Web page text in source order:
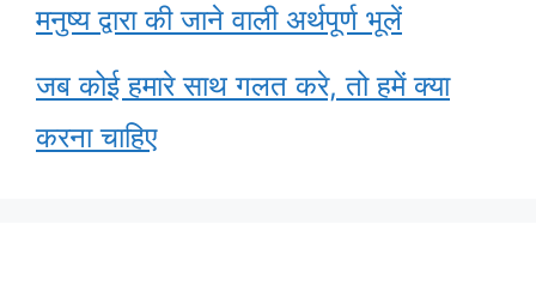
मनुष्य द्वारा की जाने वाली अर्थपूर्ण भूलें
जब कोई हमारे साथ गलत करे, तो हमें क्या
करना चाहिए